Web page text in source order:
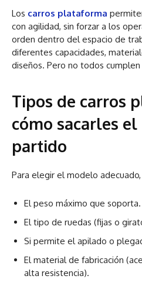
Los carros plataforma
con agilidad, sin forzar a los
orden dentro del espacio de
diferentes capacidades,
diseños. Pero no todos
Tipos de carros
cómo sacarles
partido
Para elegir el modelo
El peso máximo que soporta.
El tipo de ruedas (fijas o
Si permite el apilado o
El material de fabricación
alta resistencia).